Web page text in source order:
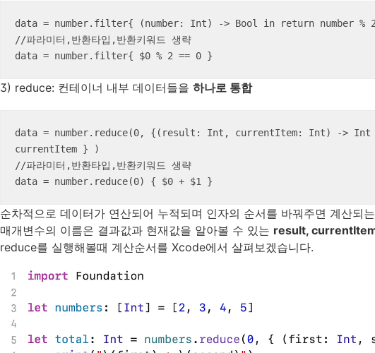
data = number.filter{ (number: Int) -> Bool in return number %
//파라미터,반환타입,반환키워드 생략
data = number.filter{ $0 % 2 == 0 }
3) reduce: 컨테이너 내부 데이터들을 하나로 통합
data = number.reduce(0, {(result: Int, currentItem: Int) ->
currentItem } )
//파라미터,반환타입,반환키워드 생략
data = number.reduce(0) { $0 + $1 }
순차적으로 데이터가 연산되어 누적되며 인자의 순서를 바꿔주면 계산되
매개변수의 이름은 결과값과 현재값을 알아볼 수 있는 result,
reduce를 실행해볼때 계산순서를 Xcode에서 살펴보겠습니다.